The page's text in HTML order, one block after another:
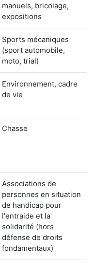
manuels, bricolage,
expositions
Sports mécaniques
(sport automobile,
moto, trial)
Environnement, cadre
de vie
Chasse
Associations de
personnes en situation
de handicap pour
l'entraide et la
solidarité (hors
défense de droits
fondamentaux)